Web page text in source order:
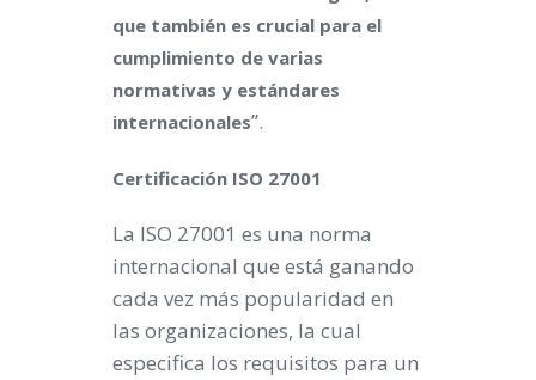
que también es crucial para el
cumplimiento de varias
normativas y estándares
internacionales”.
Certificación ISO 27001
La ISO 27001 es una norma
internacional que está ganando
cada vez más popularidad en
las organizaciones, la cual
especifica los requisitos para un